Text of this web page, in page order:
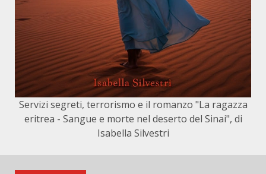
Servizi segreti, terrorismo e il romanzo "La ragazza
eritrea - Sangue e morte nel deserto del Sinai", di
Isabella Silvestri